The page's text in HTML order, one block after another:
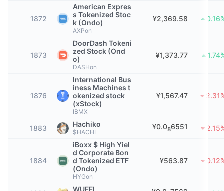
热门
政治
体育运动
CoinMarketCap 100 指数
加密货币 ETF
RSI
CMC代理中心
CMC 模型上下文协议
x402
新闻
视频
词汇表
1872
American Expres
s Tokenized Stoc
k (Ondo)
AXPon
¥2,369.58
1873
DoorDash Tokeni
zed Stock (Ond
o)
DASHon
¥1,373.77
1876
International Bus
iness Machines t
okenized stock
(xStock)
IBMX
¥1,567.47
1883 Hachiko
$HACHI
¥0.086551
1884
iBoxx $ High Yiel
d Corporate Bon
d Tokenized ETF
(Ondo)
HYGon
¥563.87
WUFFI